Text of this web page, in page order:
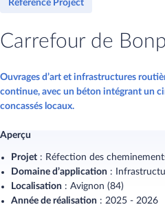
Reference Project
Carrefour de
Ouvrages d’art et infrastructures
continue, avec un béton intégrant un
concassés locaux.
Aperçu
Projet: Réfection des
Domaine d’application:
Localisation: Avignon (84)
Année de réalisation: 2025 - 2026